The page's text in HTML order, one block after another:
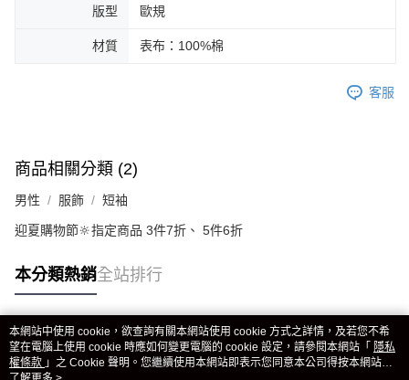
版型 歐規
材質 表布：100%棉
客服
商品相關分類 (2)
男性 服飾 短袖
迎夏購物節🔆指定商品 3件7折、 5件6折
本分類熱銷全站排行
熱門標籤
本網站中使用 cookie，欲查詢有關本網站使用 cookie 方式之詳情，及若您不希
望在電腦上使用 cookie 時應如何變更電腦的 cookie 設定，請參閱本網站「 隱私
權條款 」之 Cookie 聲明。您繼續使用本網站即表示您同意本公司得按本網站使